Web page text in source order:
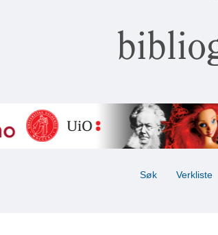
Søk Verkliste